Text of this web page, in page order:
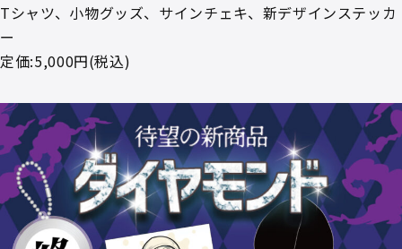
Tシャツ、小物グッズ、サインチェキ、新デザインステッカ
ー
定価:5,000円(税込)